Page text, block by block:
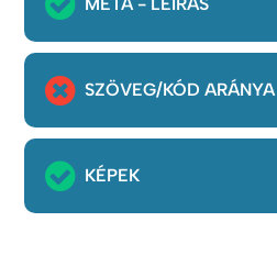
SZÖVEG/KÓD ARÁNYA
KÉPEK